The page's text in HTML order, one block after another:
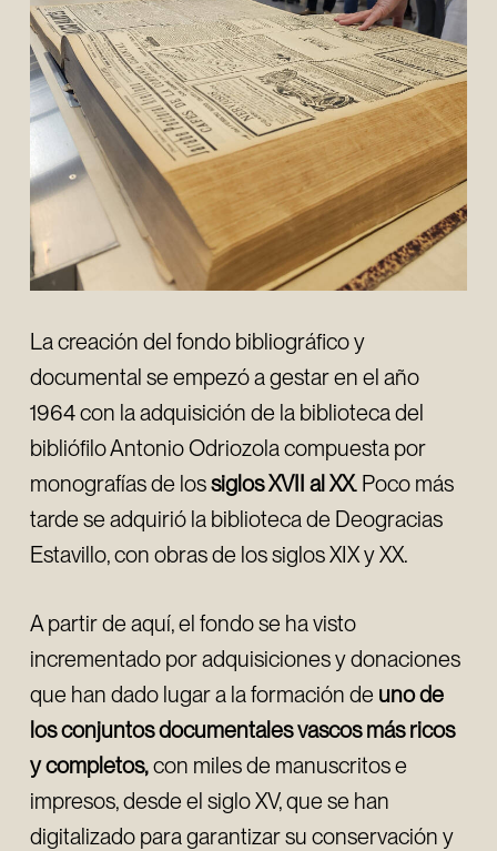
La creación del fondo bibliográfico y
documental se empezó a gestar en el año
1964 con la adquisición de la biblioteca del
bibliófilo Antonio Odriozola compuesta por
monografías de lossiglos XVII al XX. Poco más
tarde se adquirió la biblioteca de Deogracias
Estavillo, con obras de los siglos XIX y XX.
A partir de aquí, el fondo se ha visto
incrementado por adquisiciones y donaciones
que han dado lugar a la formación de uno de
los conjuntos documentales vascos más ricos
y completos,con miles de manuscritos e
impresos, desde el siglo XV, que se han
digitalizado para garantizar su conservación y